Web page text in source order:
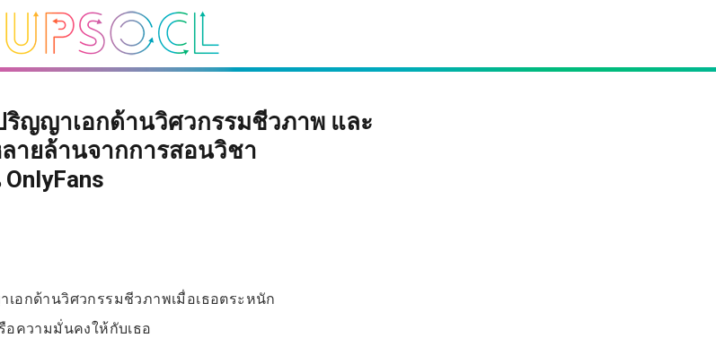
ริญญาเอกด้านวิศวกรรมชีวภาพ และ
ายล้านจากการสอนวิชา
เอกด้านวิศวกรรมชีวภาพเมื่อเธอตระหนัก
ความมั่นคงให้กับเธอ